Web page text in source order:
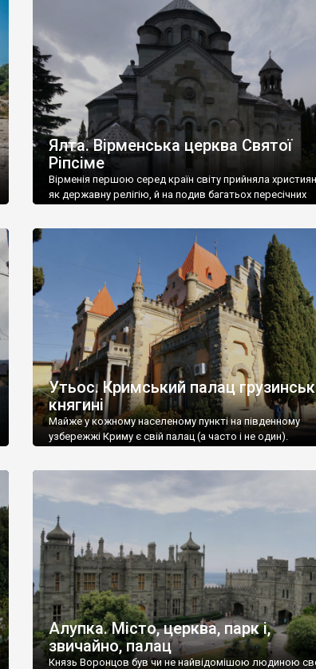
називаються «повстяками» (postaki)…” “Вино. Крим
виробляє відмінне вино і його вдосталь: воно все
легке біле і дуже […]
Ялта. Вірменська церква Святої
Ріпсіме
Вірменія першою серед країн світу прийняла
як державну релігію, й на подив багатьох пересічних
Утьос. Кримський палац
княгині
Майже у кожному населеному пункті на південному
узбережжі Криму є свій палац (а часто і не один).
Алупка. Місто, церква, парк і,
звичайно, палац
Князь Воронцов був чи не найвідомішою людиною